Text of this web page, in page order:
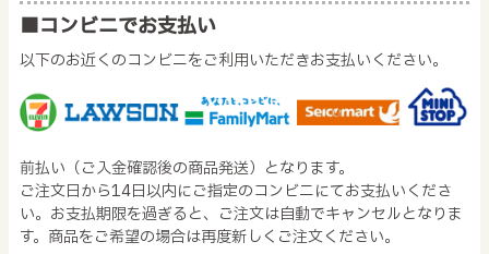
■コンビニでお支払い
以下のお近くのコンビニをご利用いただきお支払いください。
前払い（ご入金確認後の商品発送）となります。
ご注文日から14日以内にご指定のコンビニにてお支払いくださ
い。お支払期限を過ぎると、ご注文は自動でキャンセルとなりま
す。商品をご希望の場合は再度新しくご注文ください。